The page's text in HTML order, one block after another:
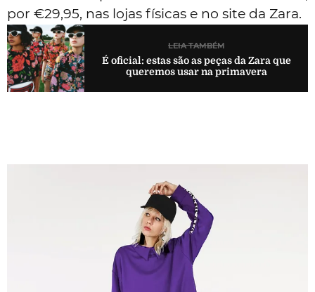
por €29,95, nas lojas físicas e no site da Zara.
LEIA TAMBÉM
É oficial: estas são as peças da Zara que
queremos usar na primavera